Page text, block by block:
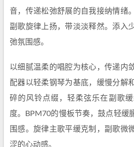
音，传递松弛舒展的自我接纳情绪
副歌旋律上扬，带淡淡释然。添入
弛氛围感。
以细腻温柔的唱腔为核心，传递内
配器以轻柔钢琴为基底，缓慢分解
碎的风铃点缀，轻柔弦乐在副歌
度。BPM70的慢板节奏，鼓点轻缓
围感。旋律主歌平缓克制，副歌微
涩的心动感。